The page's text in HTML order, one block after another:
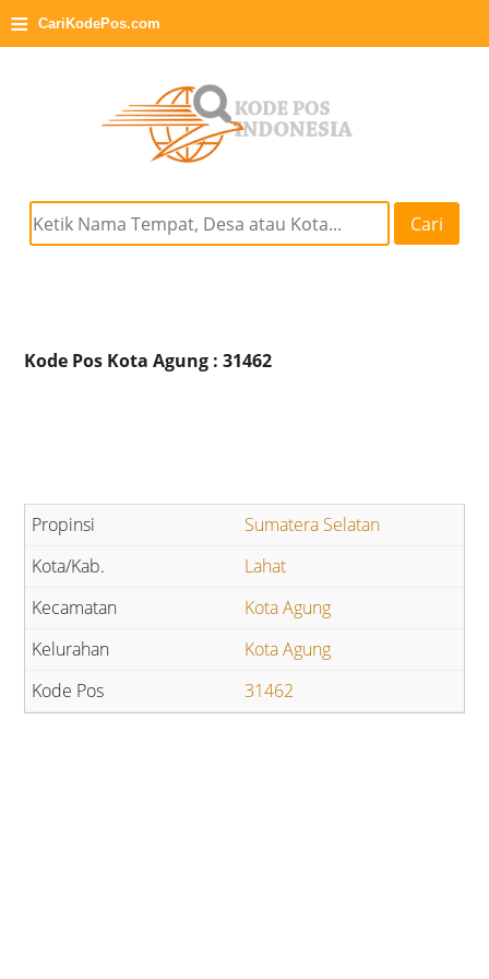
≡ CariKodePos.com
Cari
Kode Pos Kota Agung : 31462
Sumatera Selatan
Lahat
Kota Agung
Kota Agung
31462